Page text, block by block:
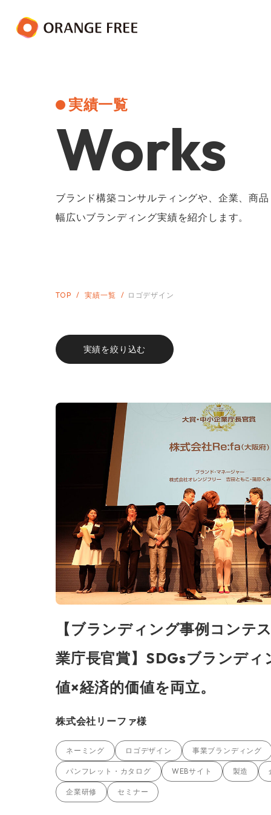
実績一覧
Works
ブランド構築コンサルティングや、企業、商
幅広いブランディング実績を紹介します。
TOP 実績一覧 ロゴデザイン
実績を絞り込む
【ブランディング事例コンテ
業庁長官賞】SDGsブランディ
値×経済的価値を両立。
株式会社リーファ様
ネーミング ロゴデザイン 事業ブランディング
パンフレット・カタログ WEBサイト 製造
企業研修 セミナー